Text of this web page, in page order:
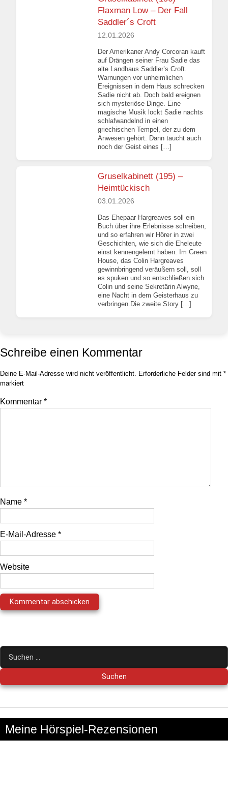
Flaxman Low – Der Fall
Saddler´s Croft
12.01.2026
Der Amerikaner Andy Corcoran kauft
auf Drängen seiner Frau Sadie das
alte Landhaus Saddler’s Croft.
Warnungen vor unheimlichen
Ereignissen in dem Haus schrecken
Sadie nicht ab. Doch bald ereignen
sich mysteriöse Dinge. Eine
magische Musik lockt Sadie nachts
schlafwandelnd in einen
griechischen Tempel, der zu dem
Anwesen gehört. Dann taucht auch
noch der Geist eines […]
Gruselkabinett (195) –
Heimtückisch
03.01.2026
Das Ehepaar Hargreaves soll ein
Buch über ihre Erlebnisse schreiben,
und so erfahren wir Hörer in zwei
Geschichten, wie sich die Eheleute
einst kennengelernt haben. Im Green
House, das Colin Hargreaves
gewinnbringend veräußern soll, soll
es spuken und so entschließen sich
Colin und seine Sekretärin Alwyne,
eine Nacht in dem Geisterhaus zu
verbringen.Die zweite Story […]
Schreibe einen Kommentar
Deine E-Mail-Adresse wird nicht veröffentlicht. Erforderliche Felder sind mit *
markiert
Kommentar *
Name *
E-Mail-Adresse *
Website
Suchen
Meine Hörspiel-Rezensionen